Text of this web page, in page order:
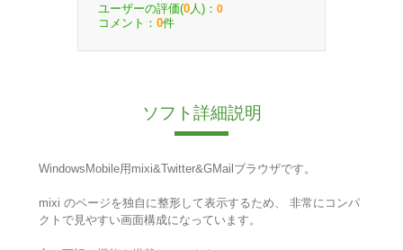
ユーザーの評価(0 人)： 0
コメント： 0件
ソフト詳細説明
WindowsMobile用mixi&Twitter&GMailブラウザです。
mixi のページを独自に整形して表示するため、 非常にコンパ
クトで見やすい画面構成になっています。